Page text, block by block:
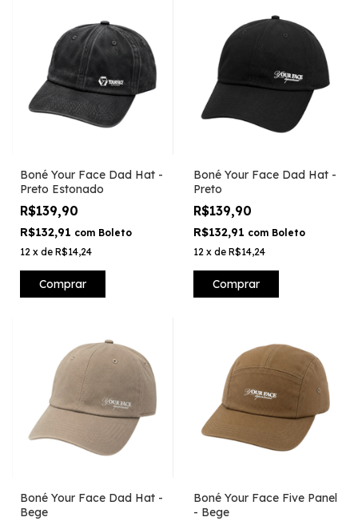
Boné Your Face Dad Hat -
Preto Estonado
R$139,90
R$132,91 com Boleto
12 x de R$14,24
Comprar
Boné Your Face Dad Hat -
Preto
R$139,90
R$132,91 com Boleto
12 x de R$14,24
Comprar
Boné Your Face Dad Hat -
Bege
Boné Your Face Five Panel
- Bege